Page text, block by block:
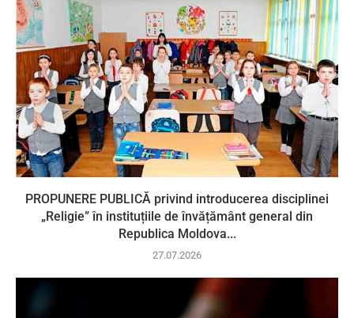
PROPUNERE PUBLICĂ privind introducerea disciplinei
„Religie” în instituțiile de învățământ general din
Republica Moldova...
27.07.2026